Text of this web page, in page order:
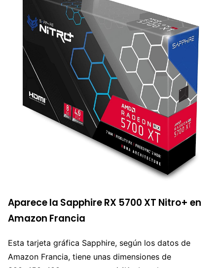
Aparece la Sapphire RX 5700 XT Nitro+ en
Amazon Francia
Esta tarjeta gráfica Sapphire, según los datos de
Amazon Francia, tiene unas dimensiones de